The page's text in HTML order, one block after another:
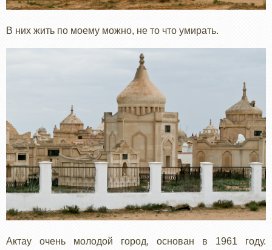
В них жить по моему можно, не то что умирать.
Актау очень молодой город, основан в 1961 году.